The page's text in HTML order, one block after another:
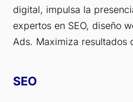
digital, impulsa la
expertos en SEO, diseño
Ads. Maximiza resultados
SEO